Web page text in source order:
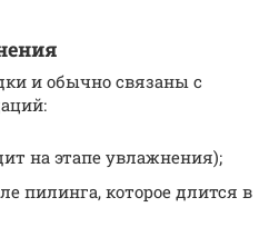
и обычно связаны с
на этапе увлажнения);
пилинга, которое длится в